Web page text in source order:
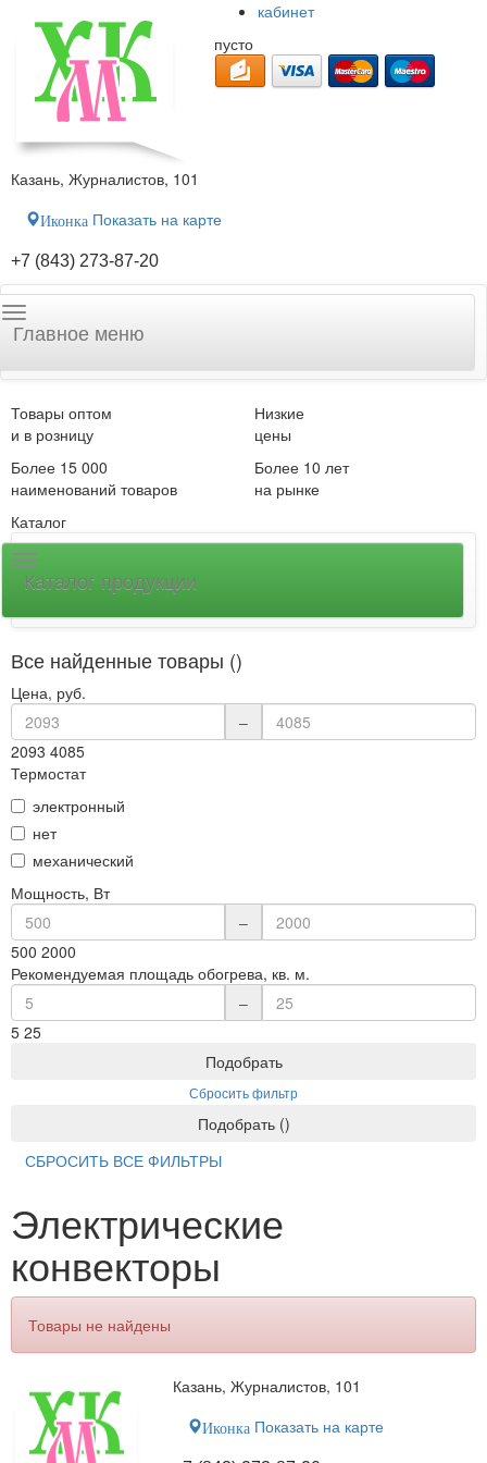
кабинет
пусто
Казань, Журналистов, 101
Иконка Показать на карте
+7 (843) 273-87-20
Главное меню
Товары оптом
и в розницу
Низкие
цены
Более 15 000
наименований товаров
Более 10 лет
на рынке
Каталог
Каталог продукции
Все найденные товары ()
Цена, руб.
–
2093 4085
Термостат
электронный
нет
механический
Мощность, Вт
–
500 2000
Рекомендуемая площадь обогрева, кв. м.
–
5 25
Подобрать
Сбросить фильтр
Подобрать ()
СБРОСИТЬ ВСЕ ФИЛЬТРЫ
Электрические
конвекторы
Товары не найдены
Казань, Журналистов, 101
Иконка Показать на карте